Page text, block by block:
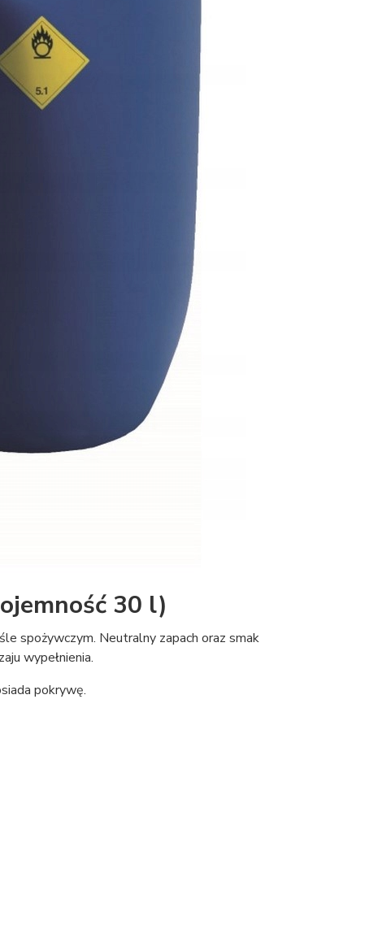
30 l)
spożywczym. Neutralny zapach oraz smak
wypełnienia.
pokrywę.